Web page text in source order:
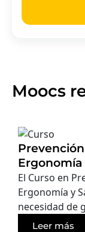
Moocs
El Curso en
Ergonomía y
necesidad de
Leer más